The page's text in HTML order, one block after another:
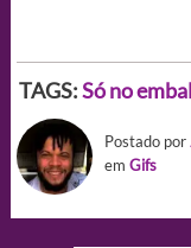
TAGS:Só no
Postado por
em Gifs